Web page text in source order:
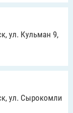
ул. Кульман 9,
ул. Сырокомли